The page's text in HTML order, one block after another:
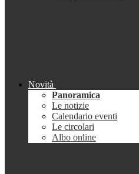
Novità
Panoramica
Le notizie
Calendario eventi
Le circolari
Albo online